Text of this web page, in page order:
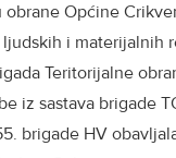
obrane Općine
i materijalnih
Teritorijalne
iz sastava brigade
brigade HV